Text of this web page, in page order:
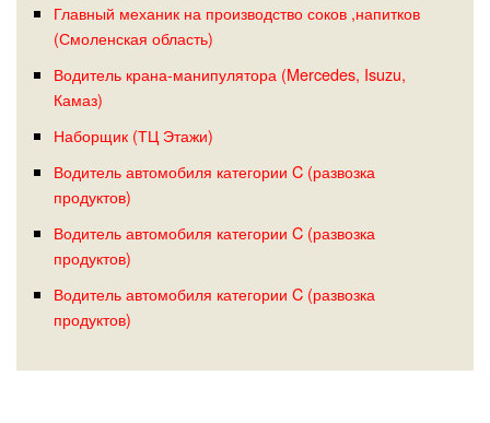
Главный механик на производство соков ,напитков
(Смоленская область)
Водитель крана-манипулятора (Mercedes, Isuzu,
Камаз)
Наборщик (ТЦ Этажи)
Водитель автомобиля категории C (развозка
продуктов)
Водитель автомобиля категории C (развозка
продуктов)
Водитель автомобиля категории C (развозка
продуктов)